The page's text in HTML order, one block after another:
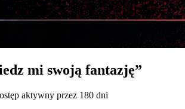
mi swoją fantazję”
aktywny przez 180 dni